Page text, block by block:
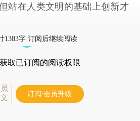
站在人类文明的基础上创新才
1383字 订阅后继续阅读
取已订阅的阅读权限
订阅/会员升级